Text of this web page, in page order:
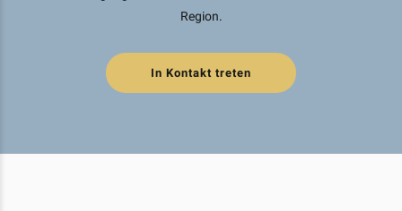
Region.
In Kontakt treten